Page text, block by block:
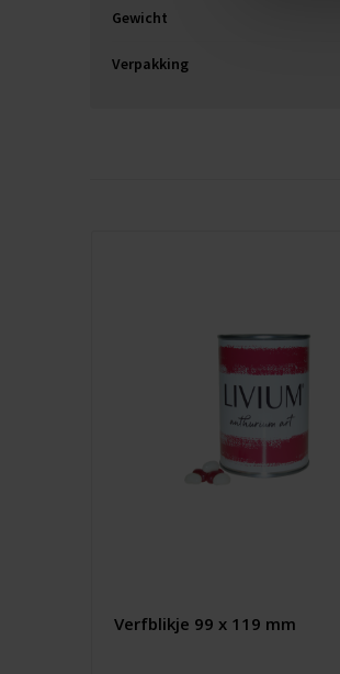
Gewicht
Verpakking
Verfblikje 99 x 119 mm